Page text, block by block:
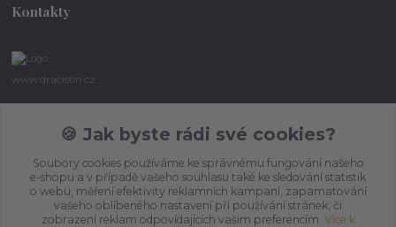
Kontakty
www.dracistin.cz
+420 737 613 735
umbragon@email.cz
🍪 Jak byste rádi své cookies?
Soubory cookies používáme ke správnému fungování našeho
e-shopu a v případě vašeho souhlasu také ke sledování statistik
o webu, měření efektivity reklamních kampaní, zapamatování
vašeho oblíbeného nastavení při používání stránek, či
zobrazení reklam odpovídajících vašim preferencím. Více k